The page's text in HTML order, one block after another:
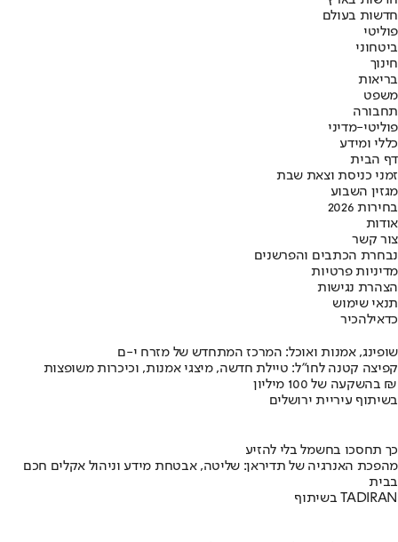
חדשות בעולם
פוליטי
ביטחוני
חינוך
בריאות
משפט
תחבורה
פוליטי-מדיני
כללי ומידע
דף הבית
זמני כניסת וצאת שבת
מגזין השבוע
בחירות 2026
אודות
צור קשר
נבחרת הכתבים והפרשנים
מדיניות פרטיות
הצהרת נגישות
תנאי שימוש
כדאילהכיר
שופינג, אמנות ואוכל: המרכז המתחדש של מזרח י-ם
קפיצה קטנה לחו"ל: טיילת חדשה, מיצגי אמנות, וכיכרות משופצות
בהשקעה של 100 מיליון ₪
בשיתוף עיריית ירושלים
כך תחסכו בחשמל בלי להזיע
מהפכת האנרגיה של תדיראן: שליטה, אבטחת מידע וניהול אקלים חכם
בבית
בשיתוף TADIRAN